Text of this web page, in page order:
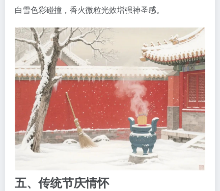
白雪色彩碰撞，香火微粒光效增强神圣感。
五、传统节庆情怀